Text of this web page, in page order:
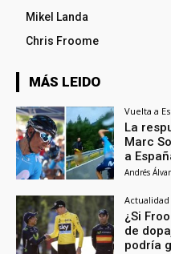
Mikel Landa
Chris Froome
MÁS LEIDO
Vuelta a
La
Marc
a
Andrés
Actualidad
¿Si
de
podría